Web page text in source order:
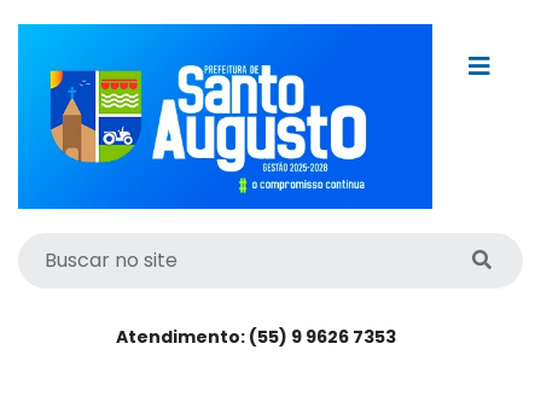
Atendimento: (55) 9 9626 7353